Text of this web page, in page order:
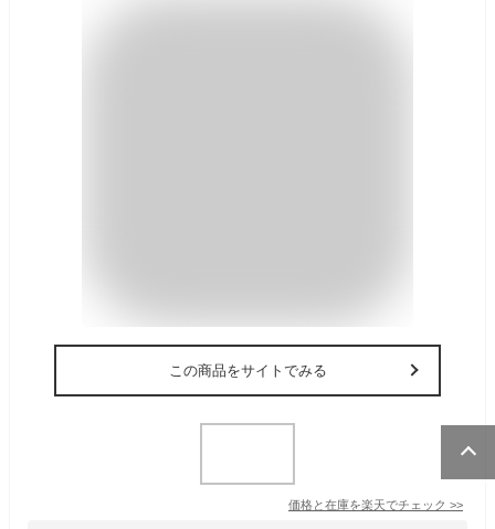
この商品をサイトでみる
価格と在庫を楽天でチェック >>